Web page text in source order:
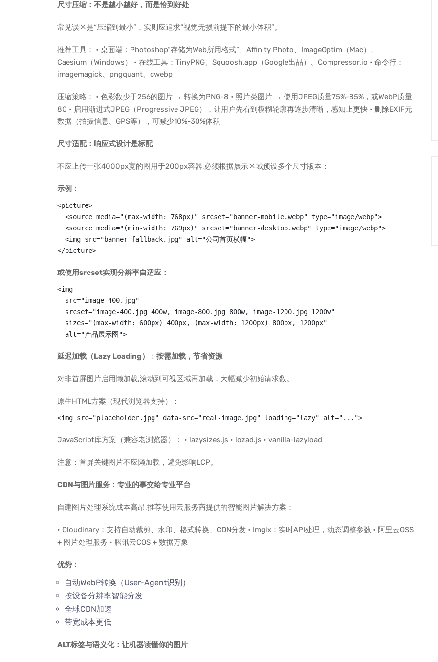
尺寸压缩：不是越小越好，而是恰到好处
常见误区是“压缩到最小”，实则应追求“视觉无损前提下的最小体积”。
推荐工具： • 桌面端：Photoshop“存储为Web所用格式”、Affinity Photo、ImageOptim（Mac）、
Caesium（Windows） • 在线工具：TinyPNG、Squoosh.app（Google出品）、Compressor.io • 命令行：
imagemagick、pngquant、cwebp
压缩策略： • 色彩数少于256的图片 → 转换为PNG-8 • 照片类图片 → 使用JPEG质量75%-85%，或WebP质量
80 • 启用渐进式JPEG（Progressive JPEG），让用户先看到模糊轮廓再逐步清晰，感知上更快 • 删除EXIF元
数据（拍摄信息、GPS等），可减少10%-30%体积
尺寸适配：响应式设计是标配
不应上传一张4000px宽的图用于200px容器,必须根据展示区域预设多个尺寸版本：
示例：
<picture>
  <source media="(max-width: 768px)" srcset="banner-mobile.webp" type="image/webp">
  <source media="(min-width: 769px)" srcset="banner-desktop.webp" type="image/webp">
  <img src="banner-fallback.jpg" alt="公司首页横幅">
</picture>
或使用srcset实现分辨率自适应：
<img
  src="image-400.jpg"
  srcset="image-400.jpg 400w, image-800.jpg 800w, image-1200.jpg 1200w"
  sizes="(max-width: 600px) 400px, (max-width: 1200px) 800px, 1200px"
  alt="产品展示图">
延迟加载（Lazy Loading）：按需加载，节省资源
对非首屏图片启用懒加载,滚动到可视区域再加载，大幅减少初始请求数。
原生HTML方案（现代浏览器支持）：
<img src="placeholder.jpg" data-src="real-image.jpg" loading="lazy" alt="...">
JavaScript库方案（兼容老浏览器）： • lazysizes.js • lozad.js • vanilla-lazyload
注意：首屏关键图片不应懒加载，避免影响LCP。
CDN与图片服务：专业的事交给专业平台
自建图片处理系统成本高昂,推荐使用云服务商提供的智能图片解决方案：
• Cloudinary：支持自动裁剪、水印、格式转换、CDN分发 • Imgix：实时API处理，动态调整参数 • 阿里云OSS
+ 图片处理服务 • 腾讯云COS + 数据万象
优势：
自动WebP转换（User-Agent识别）
按设备分辨率智能分发
全球CDN加速
带宽成本更低
ALT标签与语义化：让机器读懂你的图片